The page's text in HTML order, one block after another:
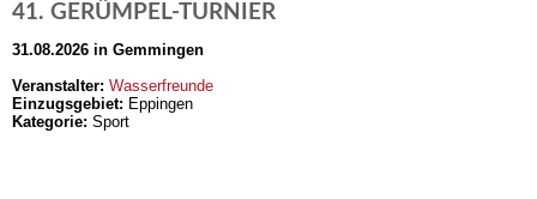
41. GERÜMPEL-TURNIER
31.08.2026 in Gemmingen
Veranstalter: Wasserfreunde
Einzugsgebiet: Eppingen
Kategorie: Sport